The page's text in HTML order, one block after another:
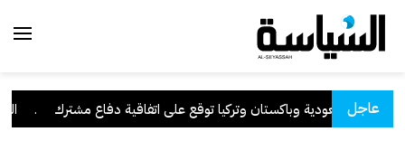
عاجل
السعودية وباكستان وتركيا توقع على اتفاقية دفاع مشترك .